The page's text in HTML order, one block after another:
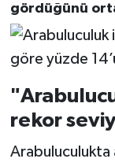
gördüğünü
rekor
Arabuluculukta